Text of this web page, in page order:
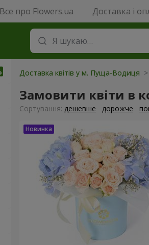
Все про Flowers.ua Доставка і
Доставка квітів у м. Пуща-Водиця
Замовити квіти в
Сортування: дешевше дорожче